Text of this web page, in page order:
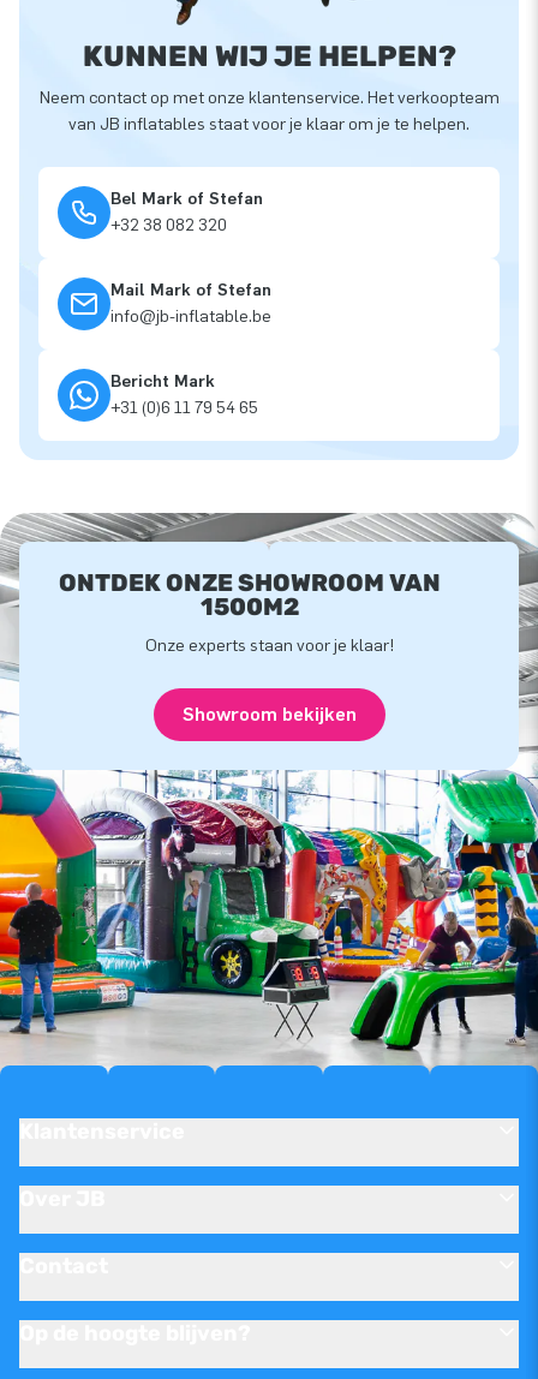
KUNNEN WIJ JE HELPEN?
Neem contact op met onze klantenservice. Het verkoopteam
van JB inflatables staat voor je klaar om je te helpen.
Bel Mark of Stefan
+32 38 082 320
Mail Mark of Stefan
info@jb-inflatable.be
Bericht Mark
+31 (0)6 11 79 54 65
ONTDEK ONZE SHOWROOM VAN
1500M2
Onze experts staan voor je klaar!
Showroom bekijken